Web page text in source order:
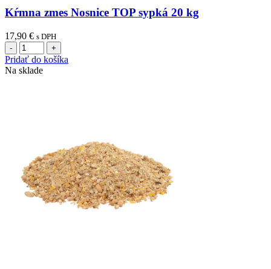
Kŕmna zmes Nosnice TOP sypká 20 kg
17,90 € s DPH
množstvo
Kŕmna
zmes
Pridať do košíka
Na sklade